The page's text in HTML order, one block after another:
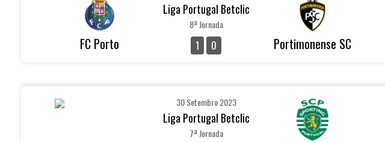
FC Porto
Liga Portugal Betclic
8ª Jornada
1 0 Portimonense SC
30 Setembro 2023
Liga Portugal Betclic
7ª Jornada